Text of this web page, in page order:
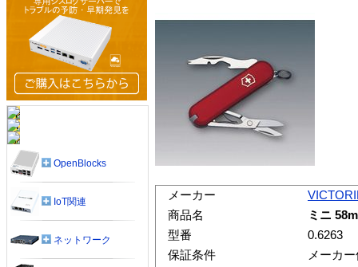
メーカー
商品名
ミニ
型番
0.6263
保証条件
メーカ
OpenBlocks
IoT関連
ネットワーク